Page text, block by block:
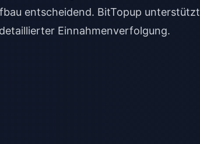
entscheidend. BitTopup unterstützt
Einnahmenverfolgung.